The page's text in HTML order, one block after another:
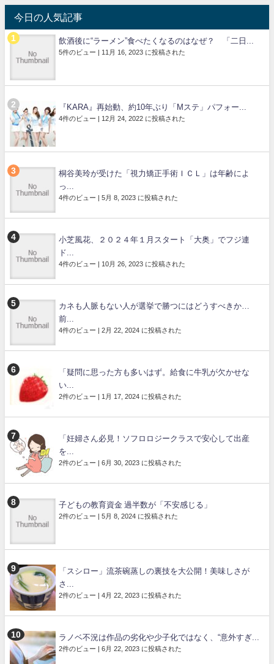
今日の人気記事
飲酒後に“ラーメン”食べたくなるのはなぜ？ 「二日...
5件のビュー 11月 16, 2023 に投稿された
『KARA』再始動、約10年ぶり「Mステ」パフォー...
4件のビュー 12月 24, 2022 に投稿された
桐谷美玲が受けた「視力矯正手術ＩＣＬ」は年齢によ
っ...
4件のビュー 5月 8, 2023 に投稿された
小芝風花、２０２４年１月スタート「大奥」でフジ連
ド...
4件のビュー 10月 26, 2023 に投稿された
カネも人脈もない人が選挙で勝つにはどうすべきか…
前...
4件のビュー 2月 22, 2024 に投稿された
「疑問に思った方も多いはず。給食に牛乳が欠かせな
い...
2件のビュー 1月 17, 2024 に投稿された
「妊婦さん必見！ソフロロジークラスで安心して出産
を...
2件のビュー 6月 30, 2023 に投稿された
子どもの教育資金 過半数が「不安感じる」
2件のビュー 5月 8, 2024 に投稿された
「スシロー」流茶碗蒸しの裏技を大公開！美味しさが
さ...
2件のビュー 4月 22, 2023 に投稿された
ラノベ不況は作品の劣化や少子化ではなく、“意外すぎ...
2件のビュー 6月 22, 2023 に投稿された